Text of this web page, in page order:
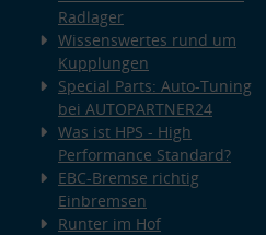
Radlager
Wissenswertes rund um
Kupplungen
Special Parts: Auto-Tuning
bei AUTOPARTNER24
Was ist HPS - High
Performance Standard?
EBC-Bremse richtig
Einbremsen
Runter im Hof